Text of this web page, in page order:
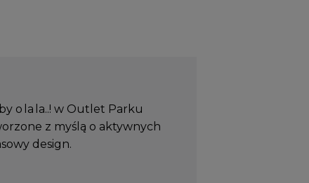
o la la..! w Outlet Parku
z myślą o aktywnych
design.